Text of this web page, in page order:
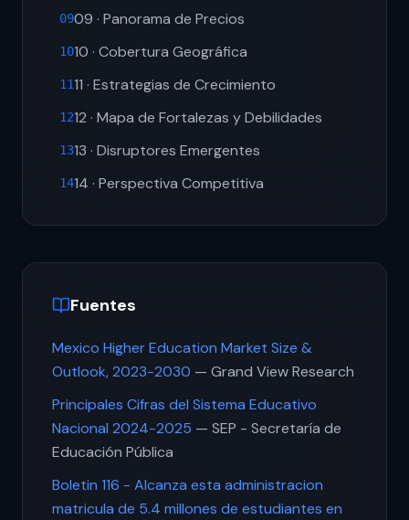
0909 · Panorama de Precios
1010 · Cobertura Geográfica
1111 · Estrategias de Crecimiento
1212 · Mapa de Fortalezas y Debilidades
1313 · Disruptores Emergentes
1414 · Perspectiva Competitiva
Fuentes
Mexico Higher Education Market Size &
Outlook, 2023-2030 — Grand View Research
Principales Cifras del Sistema Educativo
Nacional 2024-2025 — SEP - Secretaría de
Educación Pública
Boletin 116 - Alcanza esta administracion
matricula de 5.4 millones de estudiantes en